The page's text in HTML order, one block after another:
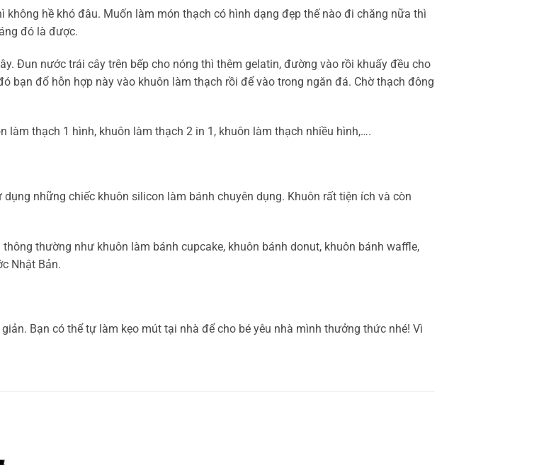
hề khó đâu. Muốn làm món thạch có hình dạng đẹp thế nào đi chăng nữa thì
đó là được.
Đun nước trái cây trên bếp cho nóng thì thêm gelatin, đường vào rồi khuấy đều cho
bạn đổ hỗn hợp này vào khuôn làm thạch rồi để vào trong ngăn đá. Chờ thạch đông
thạch 1 hình, khuôn làm thạch 2 in 1, khuôn làm thạch nhiều hình,….
những chiếc khuôn silicon làm bánh chuyên dụng. Khuôn rất tiện ích và còn
thường như khuôn làm bánh cupcake, khuôn bánh donut, khuôn bánh waffle,
Nhật Bản.
Bạn có thể tự làm kẹo mút tại nhà để cho bé yêu nhà mình thưởng thức nhé! Vì